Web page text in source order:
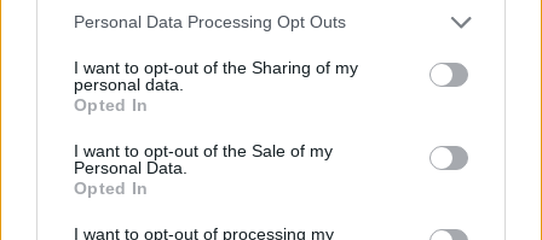
Please note that this website/app uses one or more Google
not limited to your visit or usage behaviour. You may click to
grant or deny consent to Google and its third-party tags to
use your data for below specified purposes in below Google
consent section.
Personal Data Processing Opt Outs
I want to opt-out of the Sharing of my
personal data.
Opted In
I want to opt-out of the Sale of my
Personal Data.
Opted In
I want to opt-out of processing my
Αναγνώριση και σεβασμός
οι σημαντικότερες νίκες του
Α.Ο. Θήρας